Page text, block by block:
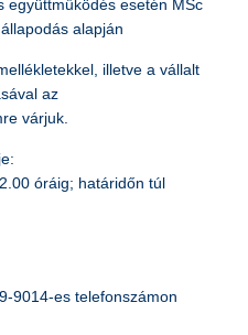
együttműködés esetén MSc
alapján
illetve a vállalt
az
várjuk.
óráig; határidőn túl
9014-es telefonszámon